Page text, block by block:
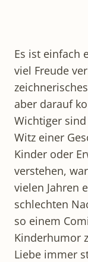
Es ist einfach
viel Freude
aber darauf
Wichtiger
Witz einer
Kinder oder
verstehen,
vielen Jahren
schlechten
so einem
Kinderhumor
Liebe immer